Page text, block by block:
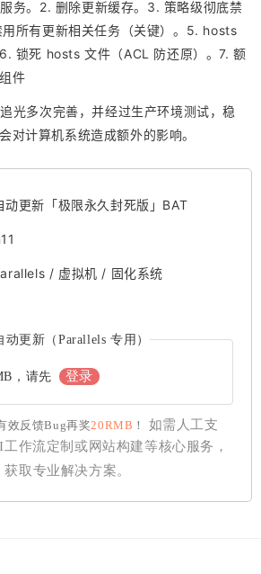
务。2. 删除更新缓存。3. 策略级彻底禁
所有更新相关任务（关键）。5. hosts
锁死 hosts 文件（ACL 防还原）。7. 额
件
光多次完善，并经过生产环境测试，稳
对计算机系统造成额外的影响。
动更新「极限永久封死版」BAT
/ 虚拟机 / 固化系统
更新（Parallels 专用）
，请先 登录
效反馈Bug再奖20RMB ！ 如需人工支
作流定制或网站构建等核心服务，
获取专业解决方案。